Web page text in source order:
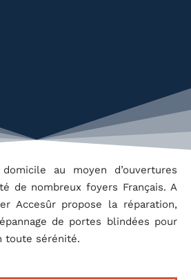
au moyen d’ouvertures
de nombreux foyers Français. A
Accesûr propose la réparation,
de portes blindées pour
toute sérénité.